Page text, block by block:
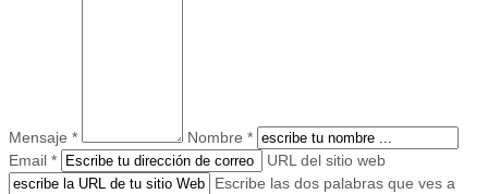
Mensaje *
Nombre *
Email *
URL del sitio web
Escribe las dos palabras que ves a